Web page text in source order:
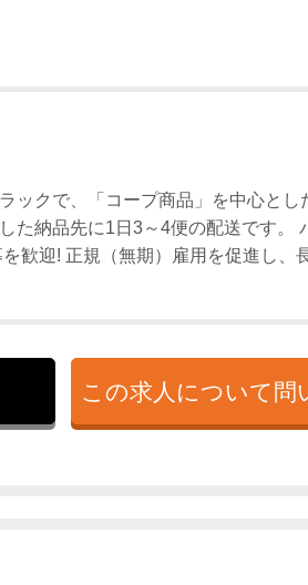
ックで、「コープ商品」を中心とし
た納品先に1日3～4便の配送です。
歓迎! 正規（無期）雇用を促進し、
この求人について 問